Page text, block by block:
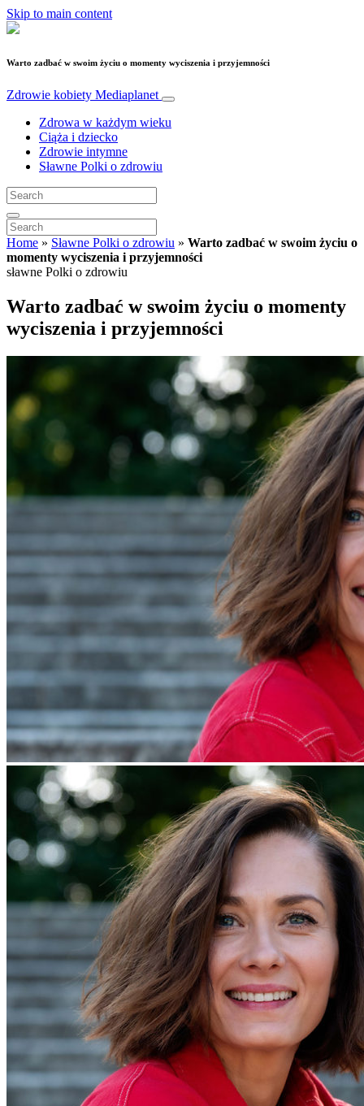
Skip to main content
Warto zadbać w swoim życiu o momenty wyciszenia i przyjemności
Zdrowie kobiety Mediaplanet
Zdrowa w każdym wieku
Ciąża i dziecko
Zdrowie intymne
Sławne Polki o zdrowiu
Home » Sławne Polki o zdrowiu » Warto zadbać w swoim życiu o
momenty wyciszenia i przyjemności
sławne Polki o zdrowiu
Warto zadbać w swoim życiu o momenty
wyciszenia i przyjemności